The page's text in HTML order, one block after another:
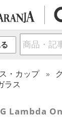
・カップ
ラス
Lambda